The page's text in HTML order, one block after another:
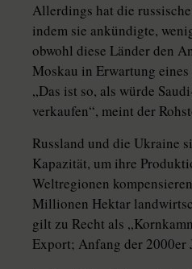
Allerdings hat die
indem sie ankündigte,
obwohl diese Länder den
Moskau in Erwartung
„Das ist so, als würde
verkaufen“, meint der
Russland und die Ukraine
Kapazität, um ihre
Weltregionen
Millionen Hektar
gilt zu Recht als
Export; Anfang der 2000er